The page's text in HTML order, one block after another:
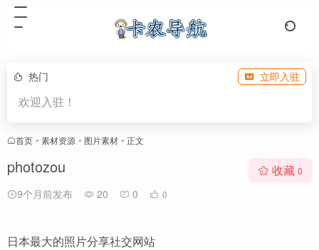
热门 立即入驻
欢迎入驻！
首页 • 素材资源 • 图片素材 • 正文
photozou
9个月前发布 20 0 0
收藏 0
日本最大的照片分享社交网站